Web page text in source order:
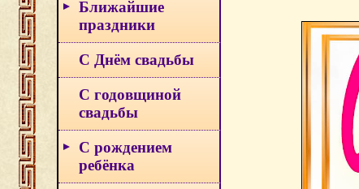
Ближайшие
праздники
С Днём свадьбы
С годовщиной
свадьбы
С рождением
ребёнка